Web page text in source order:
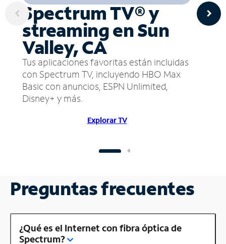
Spectrum TV® y
streaming en Sun
Valley, CA
Tus aplicaciones favoritas están incluidas
con Spectrum TV, incluyendo HBO Max
Basic con anuncios, ESPN Unlimited,
Disney+ y más.
Explorar TV
Preguntas frecuentes
¿Qué es el Internet con fibra óptica de
Spectrum?